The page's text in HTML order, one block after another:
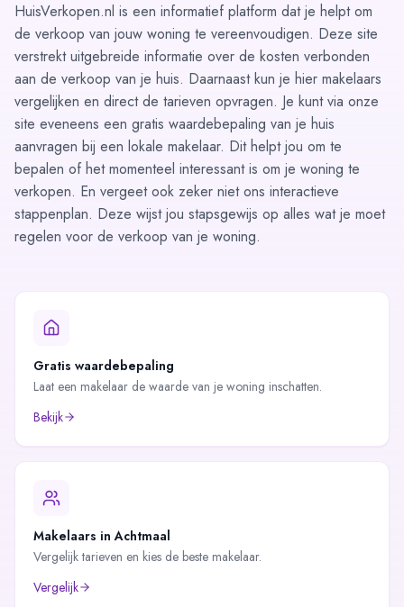
HuisVerkopen.nl is een informatief platform dat je helpt om
de verkoop van jouw woning te vereenvoudigen. Deze site
verstrekt uitgebreide informatie over de kosten verbonden
aan de verkoop van je huis. Daarnaast kun je hier makelaars
vergelijken en direct de tarieven opvragen. Je kunt via onze
site eveneens een gratis waardebepaling van je huis
aanvragen bij een lokale makelaar. Dit helpt jou om te
bepalen of het momenteel interessant is om je woning te
verkopen. En vergeet ook zeker niet ons interactieve
stappenplan. Deze wijst jou stapsgewijs op alles wat je moet
regelen voor de verkoop van je woning.
Gratis waardebepaling
Laat een makelaar de waarde van je woning inschatten.
Bekijk
Makelaars inAchtmaal
Vergelijk tarieven en kies de beste makelaar.
Vergelijk